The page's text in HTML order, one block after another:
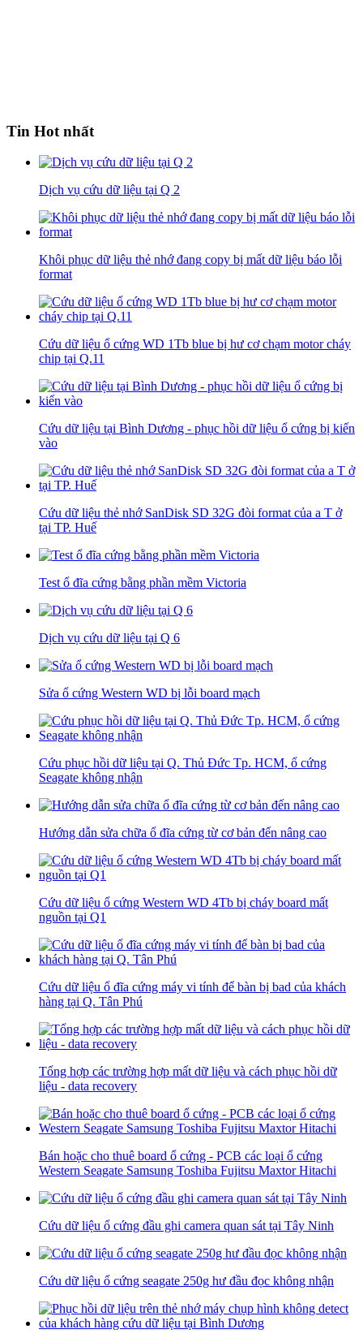
Tin Hot nhất
Dịch vụ cứu dữ liệu tại Q 2
Khôi phục dữ liệu thẻ nhớ đang copy bị mất dữ liệu báo lỗi
format
Cứu dữ liệu ổ cứng WD 1Tb blue bị hư cơ chạm motor cháy
chip tại Q.11
Cứu dữ liệu tại Bình Dương - phục hồi dữ liệu ổ cứng bị kiến
vào
Cứu dữ liệu thẻ nhớ SanDisk SD 32G đòi format của a T ở
tại TP. Huế
Test ổ đĩa cứng bằng phần mềm Victoria
Dịch vụ cứu dữ liệu tại Q 6
Sửa ổ cứng Western WD bị lỗi board mạch
Cứu phục hồi dữ liệu tại Q. Thủ Đức Tp. HCM, ổ cứng
Seagate không nhận
Hướng dẫn sửa chữa ổ đĩa cứng từ cơ bản đến nâng cao
Cứu dữ liệu ổ cứng Western WD 4Tb bị cháy board mất
nguồn tại Q1
Cứu dữ liệu ổ đĩa cứng máy vi tính để bàn bị bad của khách
hàng tại Q. Tân Phú
Tổng hợp các trường hợp mất dữ liệu và cách phục hồi dữ
liệu - data recovery
Bán hoặc cho thuê board ổ cứng - PCB các loại ổ cứng
Western Seagate Samsung Toshiba Fujitsu Maxtor Hitachi
Cứu dữ liệu ổ cứng đầu ghi camera quan sát tại Tây Ninh
Cứu dữ liệu ổ cứng seagate 250g hư đầu đọc không nhận